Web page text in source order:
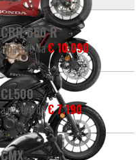
CBR 650 R
a partire da€ 10.090
CL500
a partire da€ 7.190
CMX